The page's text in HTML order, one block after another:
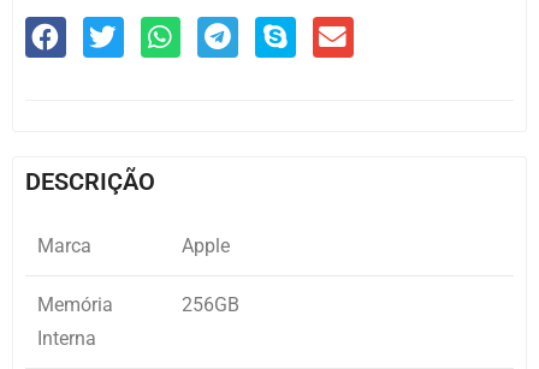
DESCRIÇÃO
Marca Apple
Memória
Interna
256GB